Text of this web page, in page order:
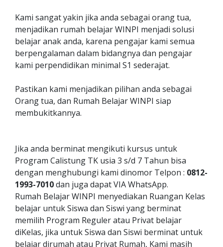
Kami sangat yakin jika anda sebagai orang tua,
menjadikan rumah belajar WINPI menjadi solusi
belajar anak anda, karena pengajar kami semua
berpengalaman dalam bidangnya dan pengajar
kami perpendidikan minimal S1 sederajat.
Pastikan kami menjadikan pilihan anda sebagai
Orang tua, dan Rumah Belajar WINPI siap
membukitkannya.
Jika anda berminat mengikuti kursus untuk
Program Calistung TK usia 3 s/d 7 Tahun bisa
dengan menghubungi kami dinomor Telpon : 0812-
1993-7010dan juga dapat VIA WhatsApp.
Rumah Belajar WINPI menyediakan Ruangan Kelas
belajar untuk Siswa dan Siswi yang berminat
memilih Program Reguler atau Privat belajar
diKelas, jika untuk Siswa dan Siswi berminat untuk
belajar dirumah atau Privat Rumah, Kami masih